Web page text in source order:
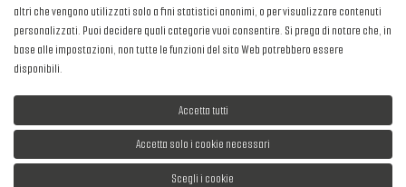
2016-2026 © AIPFM - Festa della Musica Italia Tutti i Diritti Riservati.
Privacy Policy
| Cookies
altri che vengono utilizzati solo a fini statistici anonimi, o per visualizzare contenuti
personalizzati. Puoi decidere quali categorie vuoi consentire. Si prega di notare che, in
base alle impostazioni, non tutte le funzioni del sito Web potrebbero essere
disponibili.
Accetta tutti
Accetta solo i cookie necessari
Scegli i cookie